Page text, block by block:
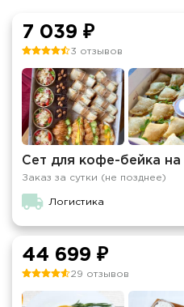
7 039 ₽
3 отзывов
Сет для кофе-бейка на
Заказ за сутки (не позднее)
Логистика
44 699 ₽
29 отзывов